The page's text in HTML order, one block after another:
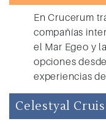
En Crucerum
compañías
el Mar Egeo y
opciones
experiencias
Celestyal